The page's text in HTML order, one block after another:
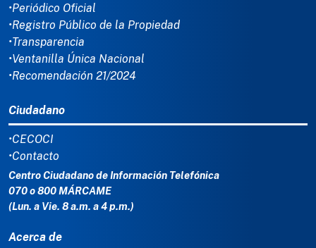
•Periódico Oficial
•Registro Público de la Propiedad
•Transparencia
•Ventanilla Única Nacional
•Recomendación 21/2024
Ciudadano
•CECOCI
•Contacto
Centro Ciudadano de Información Telefónica
070 o 800 MÁRCAME
(Lun. a Vie. 8 a.m. a 4 p.m.)
Acerca de